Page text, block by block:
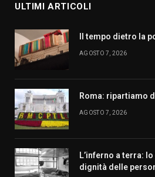
ULTIMI ARTICOLI
Il tempo dietro la
AGOSTO 7, 2026
Roma: ripartiamo
AGOSTO 7, 2026
L’inferno a terra:
dignità delle